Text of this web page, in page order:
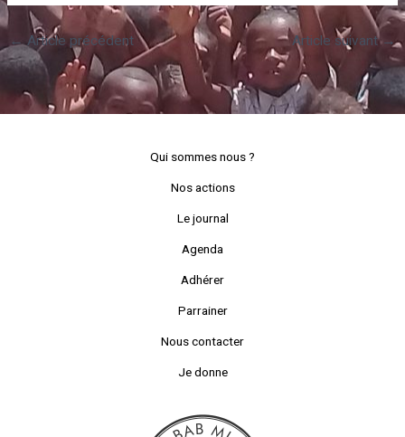
←Article précédent Article suivant→
Qui sommes nous ?
Nos actions
Le journal
Agenda
Adhérer
Parrainer
Nous contacter
Je donne